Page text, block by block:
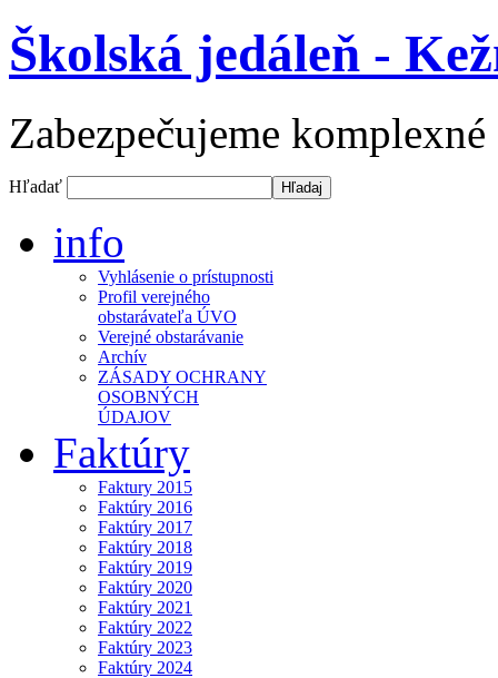
Školská jedáleň -
Zabezpečujeme
Hľadať
info
Vyhlásenie o prístupnosti
Profil verejného
obstarávateľa ÚVO
Verejné obstarávanie
Archív
ZÁSADY OCHRANY
OSOBNÝCH
ÚDAJOV
Faktúry
Faktury 2015
Faktúry 2016
Faktúry 2017
Faktúry 2018
Faktúry 2019
Faktúry 2020
Faktúry 2021
Faktúry 2022
Faktúry 2023
Faktúry 2024